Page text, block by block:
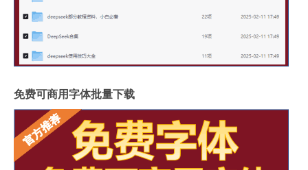
免费可商用字体批量下载